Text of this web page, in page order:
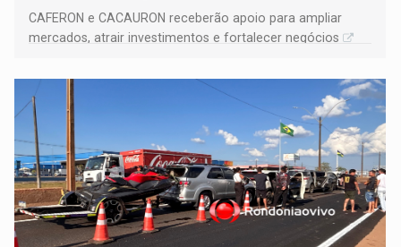
CAFERON e CACAURON receberão apoio para ampliar
mercados, atrair investimentos e fortalecer negócios